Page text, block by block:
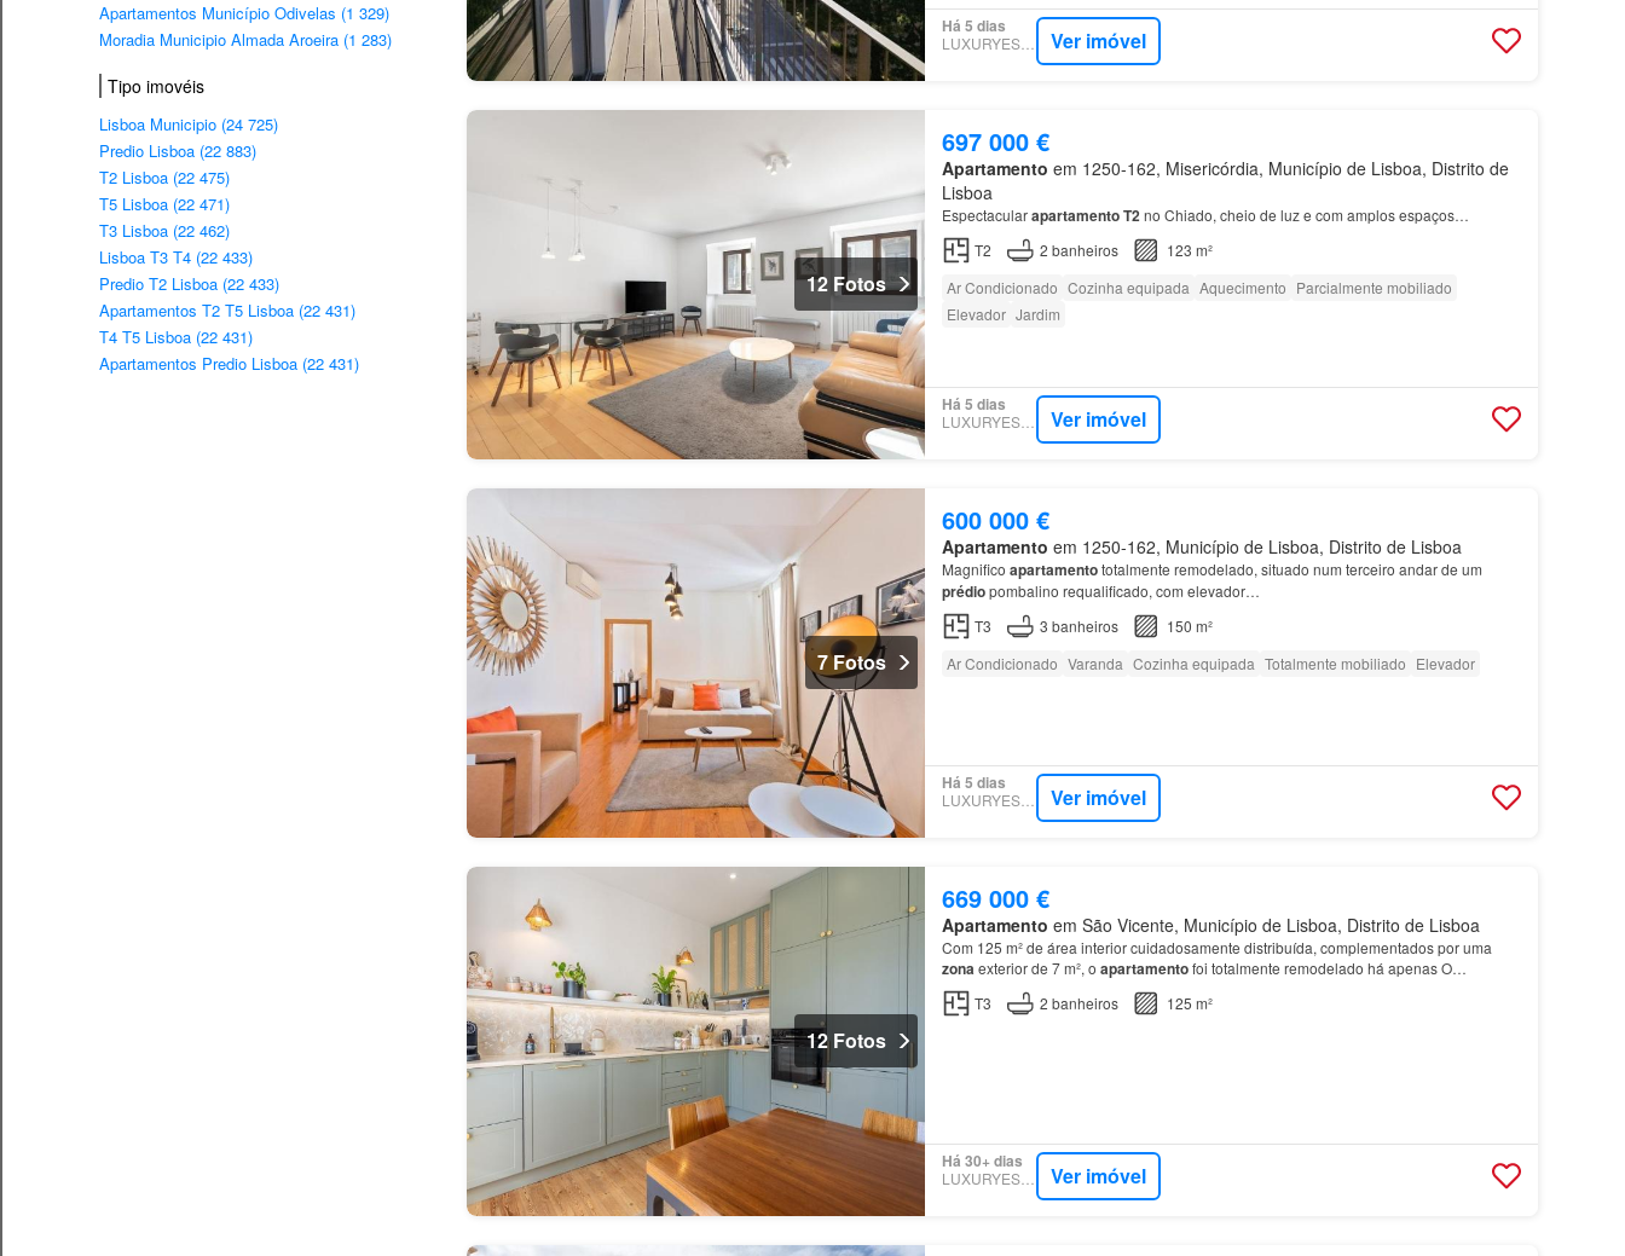
Apartamentos Município Odivelas (1 329)
Moradia Municipio Almada Aroeira (1 283)
Tipo imovéis
Lisboa Municipio (24 725)
Predio Lisboa (22 883)
T2 Lisboa (22 475)
T5 Lisboa (22 471)
T3 Lisboa (22 462)
Lisboa T3 T4 (22 433)
Predio T2 Lisboa (22 433)
Apartamentos T2 T5 Lisboa (22 431)
T4 T5 Lisboa (22 431)
Apartamentos Predio Lisboa (22 431)
Há 5 dias
LUXURYESTATE Ver imóvel
12 Fotos
697 000 €
Apartamento em 1250-162, Misericórdia, Município de Lisboa, Distrito de
Lisboa
EspectacularapartamentoT2no Chiado, cheio de luz e com amplos espaços…
T2
2 banheiros
123 m²
Ar Condicionado Cozinha equipada Aquecimento Parcialmente mobiliado
Elevador Jardim
Há 5 dias
LUXURYESTATE Ver imóvel
7 Fotos
600 000 €
Apartamento em 1250-162, Município de Lisboa, Distrito de Lisboa
Magnifico apartamentototalmente remodelado, situado num terceiro andar de um
prédiopombalino requalificado, com elevador…
T3
3 banheiros
150 m²
Ar Condicionado Varanda Cozinha equipada Totalmente mobiliado Elevador
Há 5 dias
LUXURYESTATE Ver imóvel
12 Fotos
669 000 €
Apartamento em São Vicente, Município de Lisboa, Distrito de Lisboa
Com 125 m² de área interior cuidadosamente distribuída, complementados por uma
zonaexterior de 7 m², o apartamentofoi totalmente remodelado há apenas O
apartamentodispõe de três quartos, um escritório ou quarto de hóspedes…
T3 2 banheiros 125 m²
Há 30+ dias
LUXURYESTATE Ver imóvel